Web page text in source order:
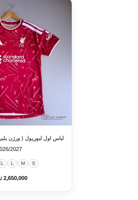
2027)
S
M
L
2,650,000 تومان